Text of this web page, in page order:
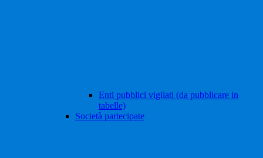
Enti pubblici vigilati (da pubblicare in
tabelle)
Società partecipate